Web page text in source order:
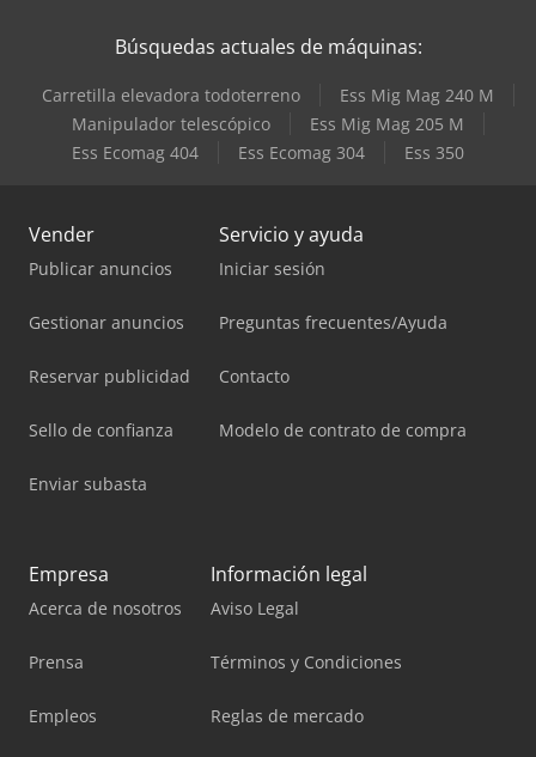
Búsquedas actuales de máquinas:
Carretilla elevadora todoterreno
Ess Mig Mag 240 M
Manipulador telescópico
Ess Mig Mag 205 M
Ess Ecomag 404
Ess Ecomag 304 Ess 350
Vender
Publicar anuncios
Gestionar anuncios
Reservar publicidad
Sello de confianza
Enviar subasta
Servicio y ayuda
Iniciar sesión
Preguntas frecuentes/Ayuda
Contacto
Modelo de contrato de compra
Empresa
Acerca de nosotros
Prensa
Empleos
Información legal
Aviso Legal
Términos y Condiciones
Reglas de mercado